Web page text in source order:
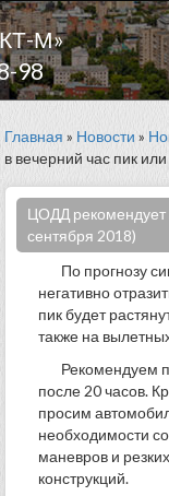
М»
98
Главная » Новости »
в вечерний час пик
ЦОДД рекомендует
сентября 2018)
По прогнозу
негативно
пик будет
также на
Рекомендуем
после 20 часов.
просим
необходимости
маневров и
конструкций.